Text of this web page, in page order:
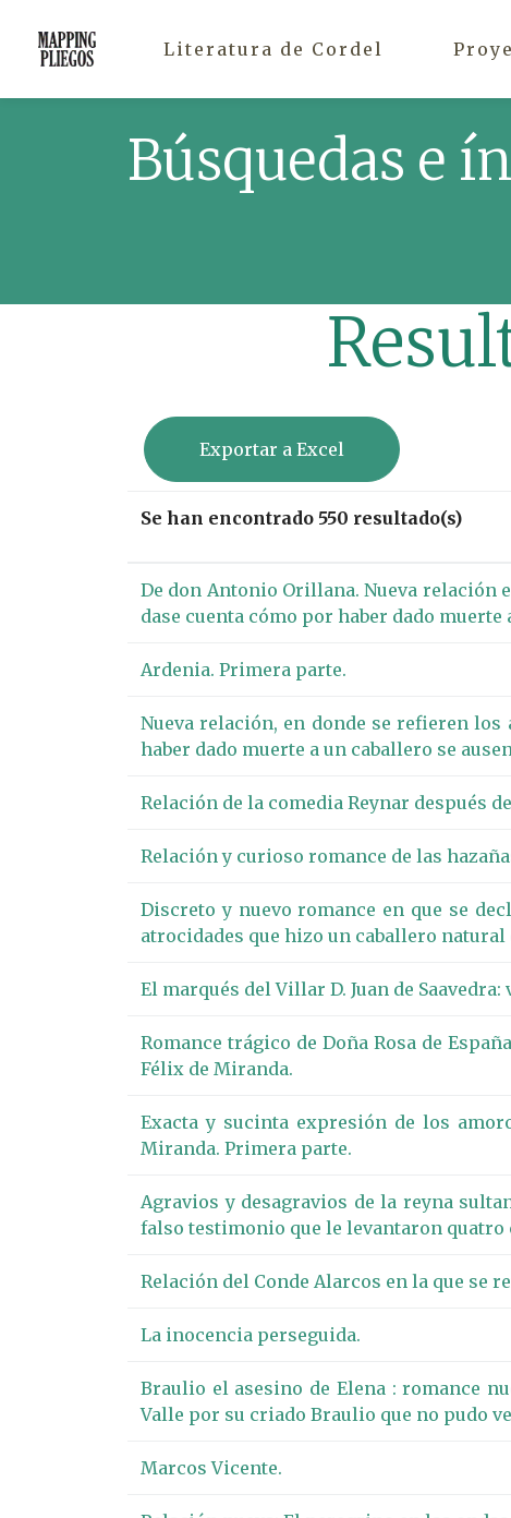
Literatura de Cordel
Búsquedas e
Exportar a Excel
Se han encontrado 550 resultado(s)
De don Antonio Orillana. Nueva relación
dase cuenta cómo por haber dado
Ardenia. Primera parte.
Nueva relación, en donde se refieren los
haber dado muerte a un caballero se
Relación de la comedia Reynar después
Relación y curioso romance de las
Discreto y nuevo romance en que se
atrocidades que hizo un caballero natural
El marqués del Villar D. Juan de
Romance trágico de Doña Rosa de
Félix de Miranda.
Exacta y sucinta expresión de los
Miranda. Primera parte.
Agravios y desagravios de la reyna
falso testimonio que le levantaron
Relación del Conde Alarcos en la que se
La inocencia perseguida.
Braulio el asesino de Elena : romance
Valle por su criado Braulio que no pudo
Marcos Vicente.